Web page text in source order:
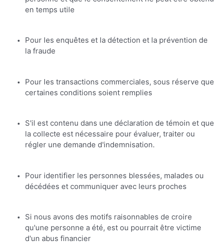
en temps utile
Pour les enquêtes et la détection et la prévention de
la fraude
Pour les transactions commerciales, sous réserve que
certaines conditions soient remplies
S'il est contenu dans une déclaration de témoin et que
la collecte est nécessaire pour évaluer, traiter ou
régler une demande d'indemnisation.
Pour identifier les personnes blessées, malades ou
décédées et communiquer avec leurs proches
Si nous avons des motifs raisonnables de croire
qu'une personne a été, est ou pourrait être victime
d'un abus financier